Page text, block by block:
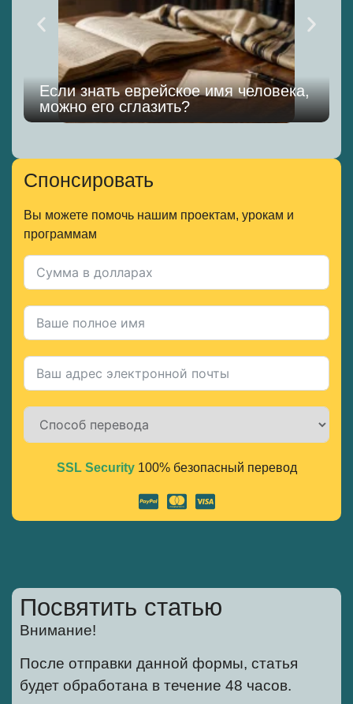
Если знать еврейское имя человека,
можно его сглазить?
Спонсировать
Вы можете помочь нашим проектам, урокам и
программам
Alternative:
SSL Security100% безопасный перевод
Посвятить статью
Внимание!
После отправки данной формы, статья
будет обработана в течение 48 часов.